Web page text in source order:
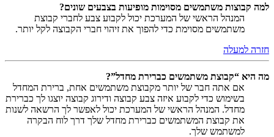
למה קבוצות משתמשים מסוימות מופיעות בצבעים שונים?
המנהל הראשי של המערכת יכול לקבוע צבע לחברי קבוצת
משתמשים מסוימת כדי להפוך את זיהוי חברי הקבוצה לקל יותר.
חזרה למעלה
מה היא “קבוצת משתמשים כברירת מחדל”?
אם אתה חבר של יותר מקבוצת משתמשים אחת, ברירת המחדל
בשימוש כדי לקבוע איזה צבע קבוצה ודירוג קבוצה יוצגו לך כברירת
מחדל. המנהל הראשי של המערכת יכול לאפשר לך הרשאה לשנות
את קבוצת המשתמשים כברירת מחדל שלך דרך לוח הבקרה
למשתמש שלך.